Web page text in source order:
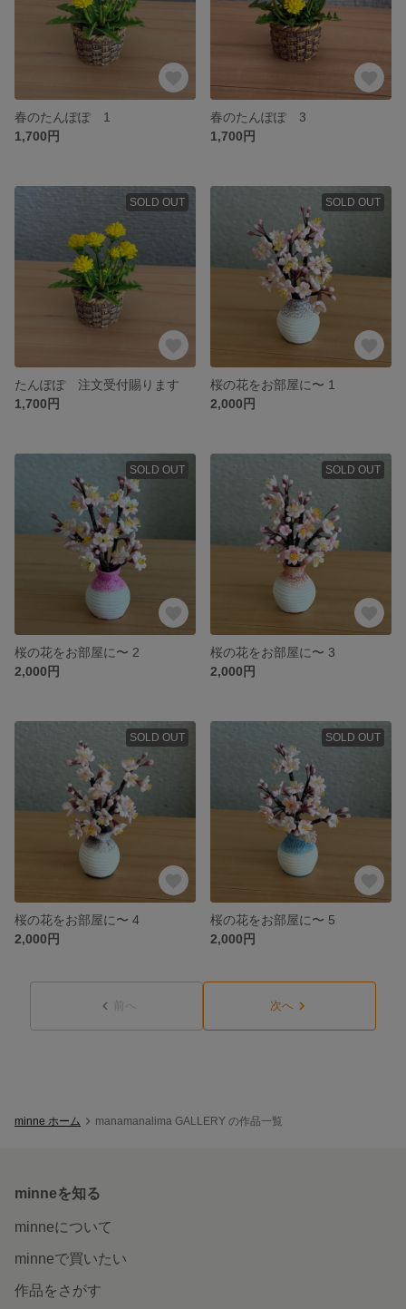
春のたんぽぽ 1
1,700円
春のたんぽぽ 3
1,700円
SOLD OUT
たんぽぽ 注文受付賜ります
1,700円
SOLD OUT
桜の花をお部屋に〜 1
2,000円
SOLD OUT
桜の花をお部屋に〜 2
2,000円
SOLD OUT
桜の花をお部屋に〜 3
2,000円
SOLD OUT
桜の花をお部屋に〜 4
2,000円
SOLD OUT
桜の花をお部屋に〜 5
2,000円
前へ 次へ
minne ホーム manamanalima GALLERY の作品一覧
minneを知る
minneについて
minneで買いたい
作品をさがす